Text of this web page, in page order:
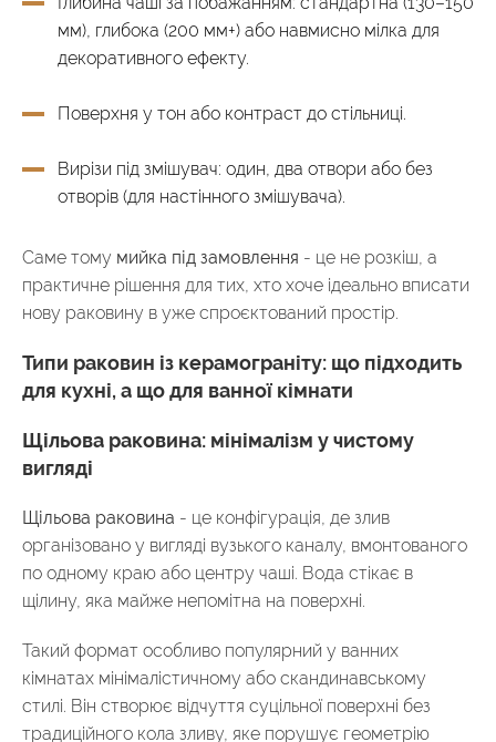
мм), глибока (200 мм+) або навмисно мілка для
декоративного ефекту.
Поверхня у тон або контраст до стільниці.
Вирізи під змішувач: один, два отвори або без
отворів (для настінного змішувача).
Саме тому мийка під замовлення - це не розкіш, а
практичне рішення для тих, хто хоче ідеально вписати
нову раковину в уже спроєктований простір.
Типи раковин із керамограніту: що підходить
для кухні, а що для ванної кімнати
Щільова раковина: мінімалізм у чистому
вигляді
Щільова раковина - це конфігурація, де злив
організовано у вигляді вузького каналу, вмонтованого
по одному краю або центру чаші. Вода стікає в
щілину, яка майже непомітна на поверхні.
Такий формат особливо популярний у ванних
кімнатах мінімалістичному або скандинавському
стилі. Він створює відчуття суцільної поверхні без
традиційного кола зливу, яке порушує геометрію